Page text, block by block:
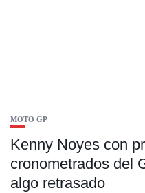
MOTO GP
Kenny Noyes con
cronometrados del
algo retrasado